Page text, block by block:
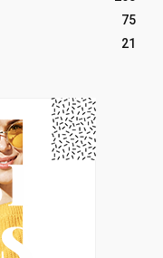
75
21